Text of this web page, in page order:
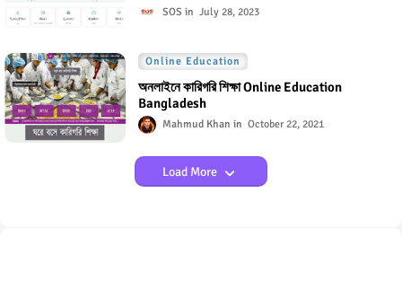
SOS July 28, 2023
Online Education
অনলাইনে কারিগরি শিক্ষা Online Education
Bangladesh
Mahmud Khan October 22, 2021
Load More